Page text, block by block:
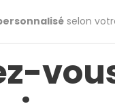
selon